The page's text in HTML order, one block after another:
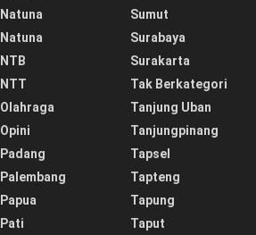
Natuna
Natuna
NTB
NTT
Olahraga
Opini
Padang
Palembang
Papua
Pati
Sumut
Surabaya
Surakarta
Tak Berkategori
Tanjung Uban
Tanjungpinang
Tapsel
Tapteng
Tapung
Taput